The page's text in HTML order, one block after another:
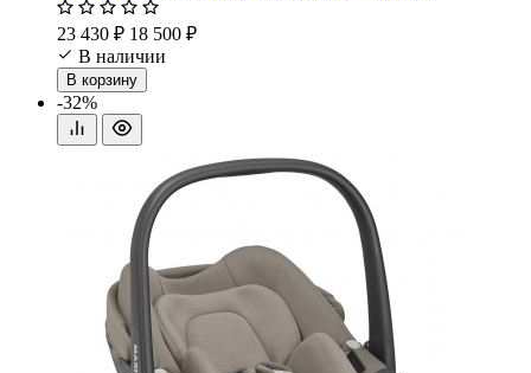
23 430 ₽ 18 500 ₽
В наличии
В корзину
-32%